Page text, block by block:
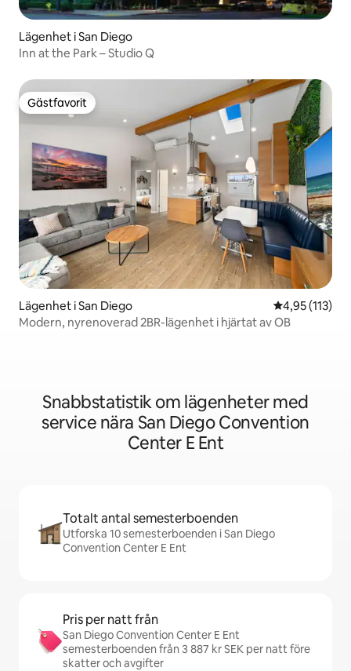
Lägenhet i San Diego
Inn at the Park – Studio Q
Gästfavorit
Gästfavorit
Lägenhet i San Diego 4,95 av 5 i
4,95 (113)
Modern, nyrenoverad 2BR-lägenhet i hjärtat av OB
Snabbstatistik om lägenheter med
service nära San Diego Convention
Center E Ent
Totalt antal semesterboenden
Utforska 10 semesterboenden i San Diego
Convention Center E Ent
Pris per natt från
San Diego Convention Center E Ent
semesterboenden från 3 887 kr SEK per natt före
skatter och avgifter